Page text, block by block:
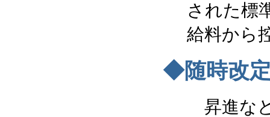
された標
給料から
◆随時改
昇進な